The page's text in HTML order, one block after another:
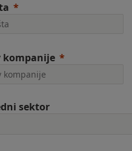
kompanije
sektor